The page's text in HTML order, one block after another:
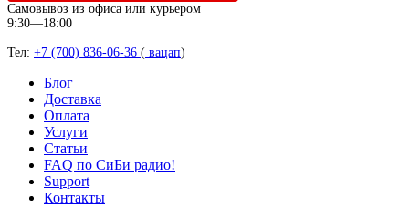
Самовывоз из офиса или курьером
9:30—18:00
Тел: +7 (700) 836-06-36 ( вацап)
Блог
Доставка
Оплата
Услуги
Статьи
FAQ по СиБи радио!
Support
Контакты